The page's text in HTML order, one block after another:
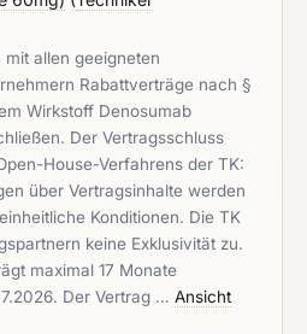
allen geeigneten
Rabattverträge nach §
Wirkstoff Denosumab
Der Vertragsschluss
House-Verfahrens der TK:
über Vertragsinhalte werden
Konditionen. Die TK
keine Exklusivität zu.
maximal 17 Monate
Der Vertrag … Ansicht